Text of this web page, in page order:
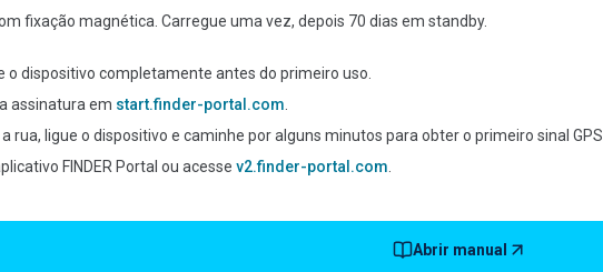
fixação magnética. Carregue uma vez, depois 70 dias em standby.
o dispositivo completamente antes do primeiro uso.
assinatura em start.finder-portal.com
rua, ligue o dispositivo e caminhe por alguns minutos para obter o primeiro sinal GPS.
FINDER Portal ou acesse v2.finder-portal.com
Abrir manual